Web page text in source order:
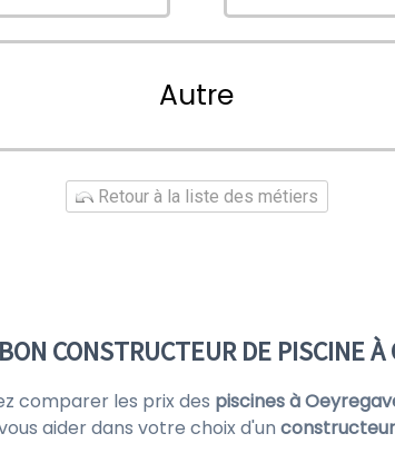
Autre
Retour à la liste des métiers
CONSTRUCTEUR DE PISCINE À
comparer les prix des piscines à
aider dans votre choix d'un